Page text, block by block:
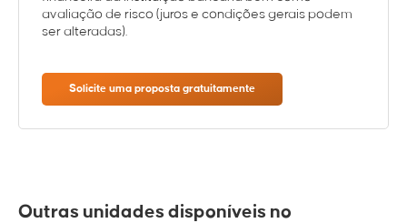
avaliação de risco (juros e condições gerais podem
ser alteradas).
Solicite uma proposta gratuitamente
Outras unidades disponíveis no